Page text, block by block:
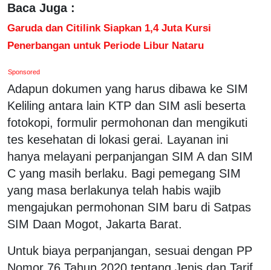
Baca Juga :
Garuda dan Citilink Siapkan 1,4 Juta Kursi
Penerbangan untuk Periode Libur Nataru
Sponsored
Adapun dokumen yang harus dibawa ke SIM
Keliling antara lain KTP dan SIM asli beserta
fotokopi, formulir permohonan dan mengikuti
tes kesehatan di lokasi gerai. Layanan ini
hanya melayani perpanjangan SIM A dan SIM
C yang masih berlaku. Bagi pemegang SIM
yang masa berlakunya telah habis wajib
mengajukan permohonan SIM baru di Satpas
SIM Daan Mogot, Jakarta Barat.
Untuk biaya perpanjangan, sesuai dengan PP